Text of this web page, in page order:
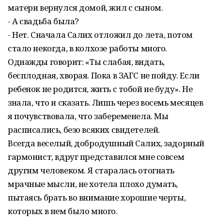
матери вернулся домой, жил с сыном.
- А свадьба была?
- Нет. Сначала Салих отложил до лета, потом
стало некогда, в колхозе работы много.
Однажды говорит: «Ты слабая, видать,
бесплодная, хворая. Пока в ЗАГС не пойду. Если
ребенок не родится, жить с тобой не буду». Не
знала, что и сказать. Лишь через восемь месяцев
я почувствовала, что забеременела. Мы
расписались, безо всяких свидетелей.
Всегда веселый, добродушный Салих, задорный
гармонист, вдруг представился мне совсем
другим человеком. Я старалась отогнать
мрачные мысли, не хотела плохо думать,
пытаясь брать во внимание хорошие черты,
которых в нем было много.